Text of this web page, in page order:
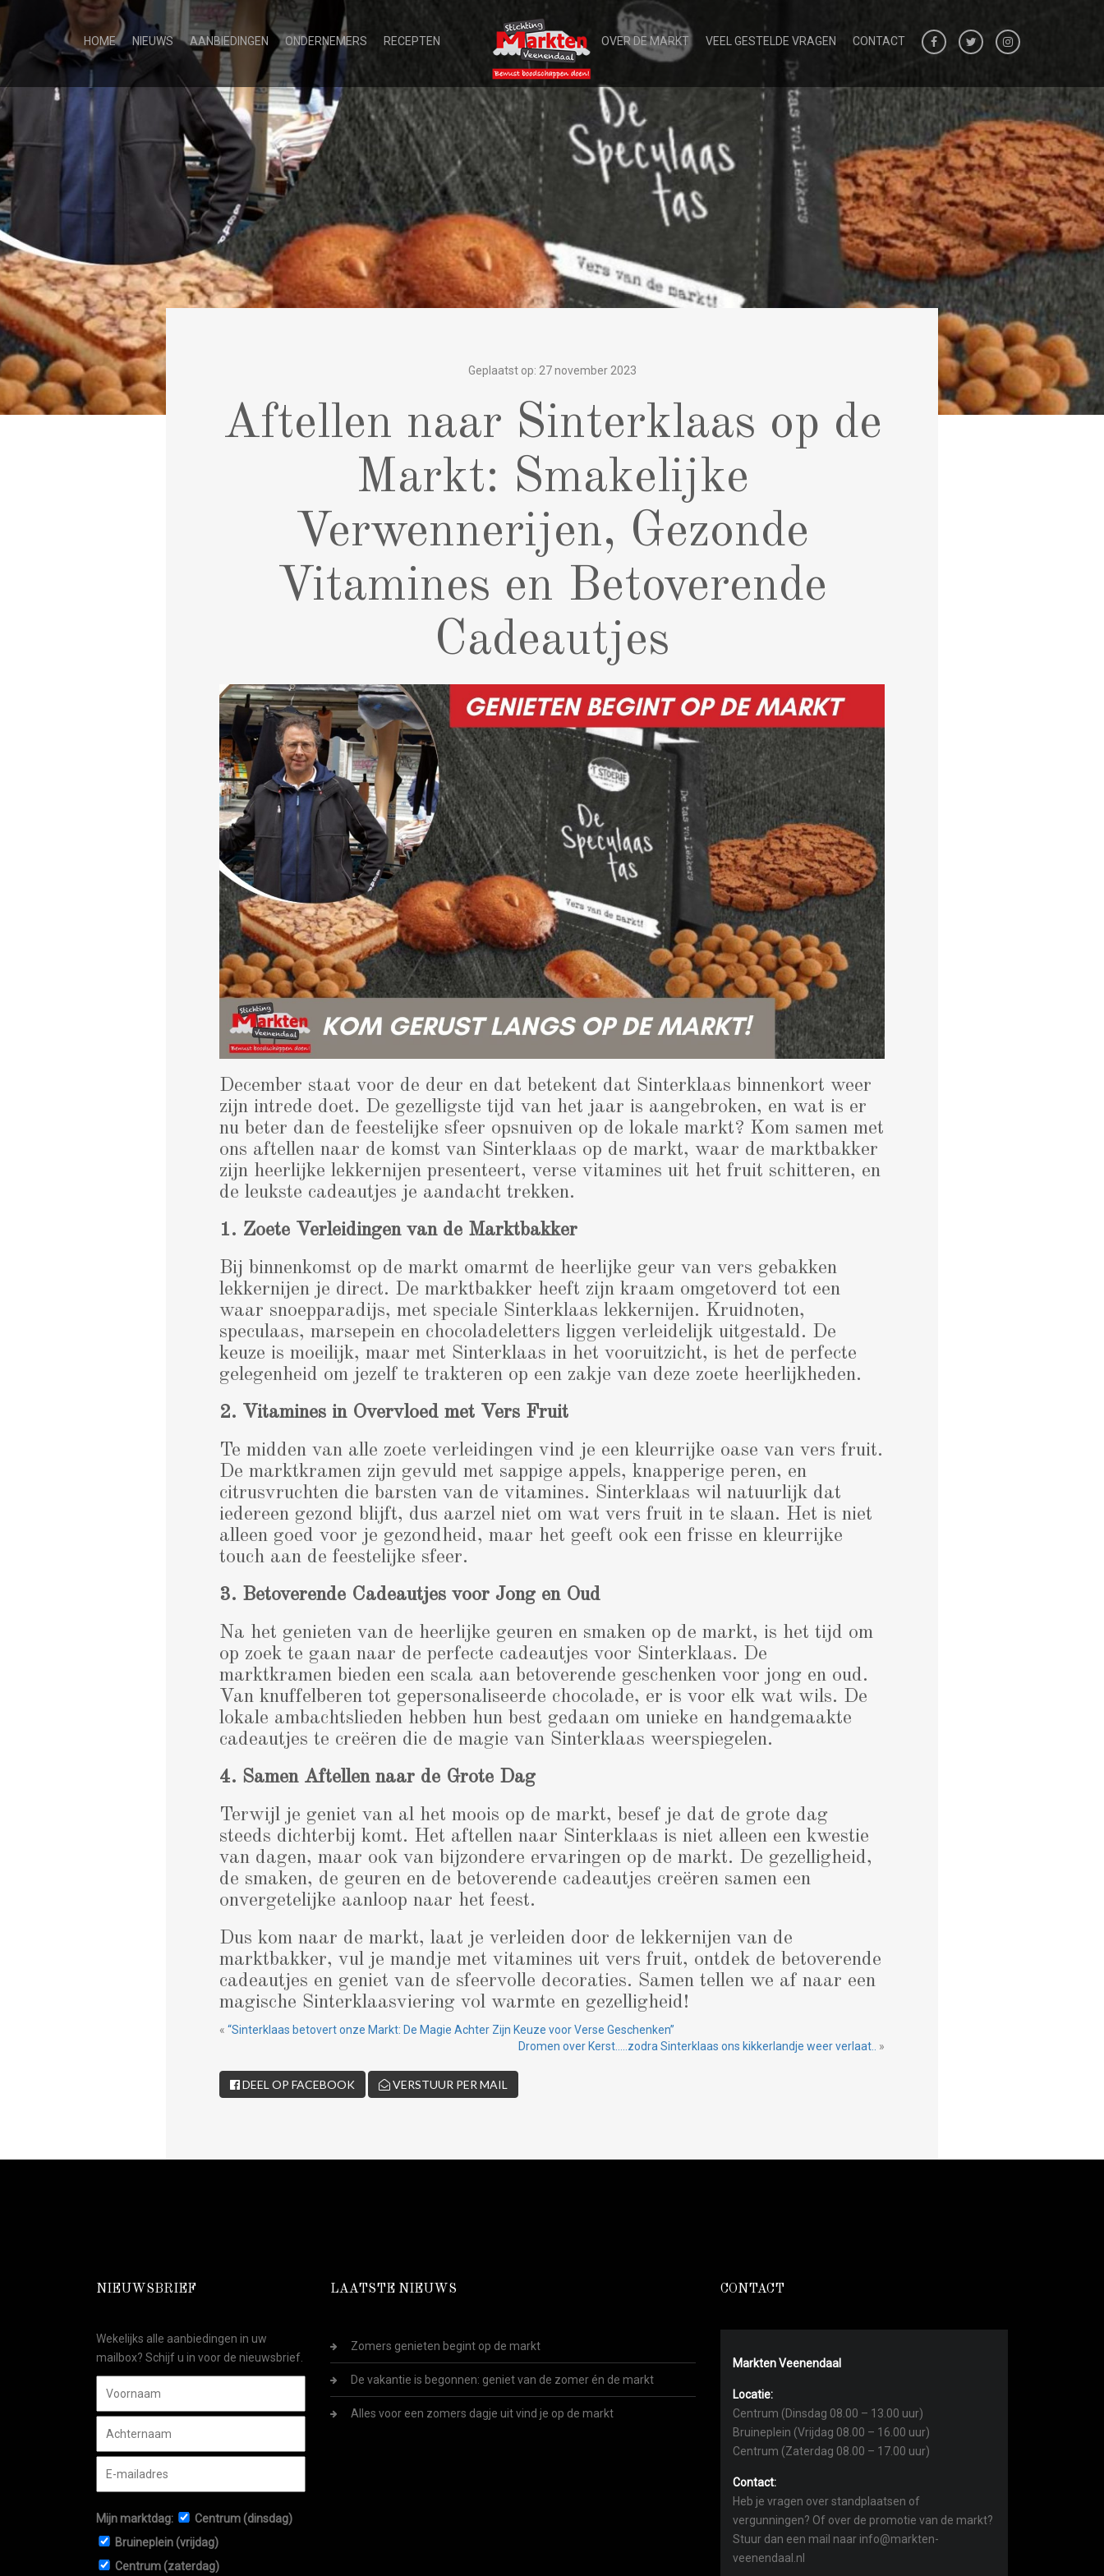
HOME NIEUWS AANBIEDINGEN ONDERNEMERS RECEPTEN OVER DE MARKT VEEL GESTELDE VRAGEN CONTACT
Geplaatst op: 27 november 2023
Aftellen naar Sinterklaas op de
Markt: Smakelijke
Verwennerijen, Gezonde
Vitamines en Betoverende
Cadeautjes
December staat voor de deur en dat betekent dat Sinterklaas binnenkort weer
zijn intrede doet. De gezelligste tijd van het jaar is aangebroken, en wat is er
nu beter dan de feestelijke sfeer opsnuiven op de lokale markt? Kom samen met
ons aftellen naar de komst van Sinterklaas op de markt, waar de marktbakker
zijn heerlijke lekkernijen presenteert, verse vitamines uit het fruit schitteren, en
de leukste cadeautjes je aandacht trekken.
1. Zoete Verleidingen van de Marktbakker
Bij binnenkomst op de markt omarmt de heerlijke geur van vers gebakken
lekkernijen je direct. De marktbakker heeft zijn kraam omgetoverd tot een
waar snoepparadijs, met speciale Sinterklaas lekkernijen. Kruidnoten,
speculaas, marsepein en chocoladeletters liggen verleidelijk uitgestald. De
keuze is moeilijk, maar met Sinterklaas in het vooruitzicht, is het de perfecte
gelegenheid om jezelf te trakteren op een zakje van deze zoete heerlijkheden.
2. Vitamines in Overvloed met Vers Fruit
Te midden van alle zoete verleidingen vind je een kleurrijke oase van vers fruit.
De marktkramen zijn gevuld met sappige appels, knapperige peren, en
citrusvruchten die barsten van de vitamines. Sinterklaas wil natuurlijk dat
iedereen gezond blijft, dus aarzel niet om wat vers fruit in te slaan. Het is niet
alleen goed voor je gezondheid, maar het geeft ook een frisse en kleurrijke
touch aan de feestelijke sfeer.
3. Betoverende Cadeautjes voor Jong en Oud
Na het genieten van de heerlijke geuren en smaken op de markt, is het tijd om
op zoek te gaan naar de perfecte cadeautjes voor Sinterklaas. De
marktkramen bieden een scala aan betoverende geschenken voor jong en oud.
Van knuffelberen tot gepersonaliseerde chocolade, er is voor elk wat wils. De
lokale ambachtslieden hebben hun best gedaan om unieke en handgemaakte
cadeautjes te creëren die de magie van Sinterklaas weerspiegelen.
4. Samen Aftellen naar de Grote Dag
Terwijl je geniet van al het moois op de markt, besef je dat de grote dag
steeds dichterbij komt. Het aftellen naar Sinterklaas is niet alleen een kwestie
van dagen, maar ook van bijzondere ervaringen op de markt. De gezelligheid,
de smaken, de geuren en de betoverende cadeautjes creëren samen een
onvergetelijke aanloop naar het feest.
Dus kom naar de markt, laat je verleiden door de lekkernijen van de
marktbakker, vul je mandje met vitamines uit vers fruit, ontdek de betoverende
cadeautjes en geniet van de sfeervolle decoraties. Samen tellen we af naar een
magische Sinterklaasviering vol warmte en gezelligheid!
« “Sinterklaas betovert onze Markt: De Magie Achter Zijn Keuze voor Verse Geschenken”
Dromen over Kerst…..zodra Sinterklaas ons kikkerlandje weer verlaat..
»
DEEL OP FACEBOOK VERSTUUR PER MAIL
NIEUWSBRIEF
Wekelijks alle aanbiedingen in uw
mailbox? Schijf u in voor de nieuwsbrief.
Mijn marktdag:
Centrum (dinsdag)
Bruineplein (vrijdag)
Centrum (zaterdag)
LAATSTE NIEUWS
Zomers genieten begint op de markt
De vakantie is begonnen: geniet van de zomer én de markt
Alles voor een zomers dagje uit vind je op de markt
CONTACT
Markten Veenendaal
Locatie:
Centrum (Dinsdag 08.00 – 13.00 uur)
Bruineplein (Vrijdag 08.00 – 16.00 uur)
Centrum (Zaterdag 08.00 – 17.00 uur)
Contact:
Heb je vragen over standplaatsen of
vergunningen? Of over de promotie van de markt?
Stuur dan een mail naar info@markten-
veenendaal.nl